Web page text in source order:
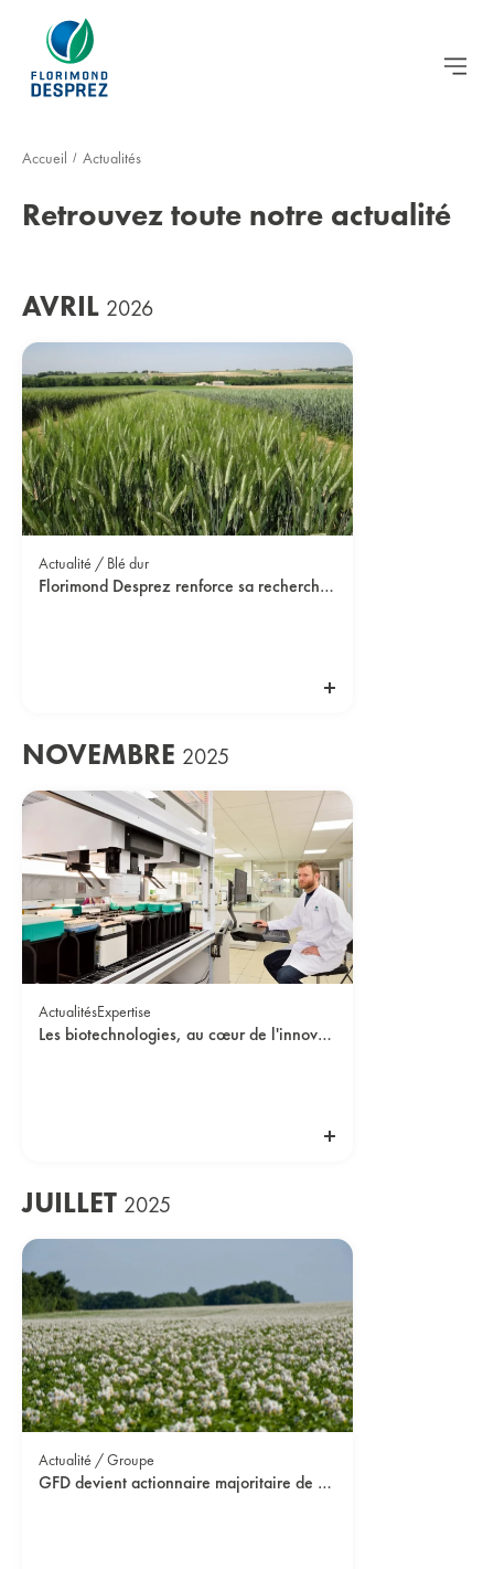
Accueil / Actualités
Retrouvez toute notre actualité
AVRIL 2026
Actualité / Blé dur
Florimond Desprez renforce sa recherche en blé dur et triticale avec l’arrivée d’un nouveau sélectionneur
NOVEMBRE 2025
ActualitésExpertise
Les biotechnologies, au cœur de l'innovation variétale
JUILLET 2025
Actualité / Groupe
GFD devient actionnaire majoritaire de Danespo